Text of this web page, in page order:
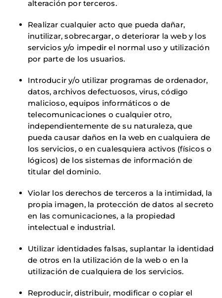
alteración por terceros.
Realizar cualquier acto que pueda dañar,
inutilizar, sobrecargar, o deteriorar la web y los
servicios y/o impedir el normal uso y utilización
por parte de los usuarios.
Introducir y/o utilizar programas de ordenador,
datos, archivos defectuosos, virus, código
malicioso, equipos informáticos o de
telecomunicaciones o cualquier otro,
independientemente de su naturaleza, que
pueda causar daños en la web en cualquiera de
los servicios, o en cualesquiera activos (físicos o
lógicos) de los sistemas de información de
titular del dominio.
Violar los derechos de terceros a la intimidad, la
propia imagen, la protección de datos al secreto
en las comunicaciones, a la propiedad
intelectual e industrial.
Utilizar identidades falsas, suplantar la identidad
de otros en la utilización de la web o en la
utilización de cualquiera de los servicios.
Reproducir, distribuir, modificar o copiar el